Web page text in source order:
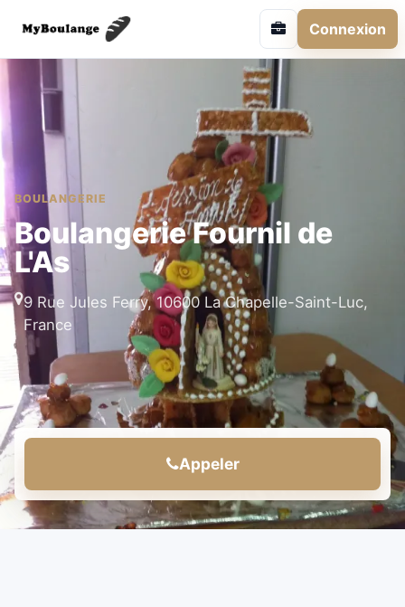
Connexion
BOULANGERIE
Boulangerie Fournil de
L'As
9 Rue Jules Ferry, 10600 La Chapelle-Saint-Luc,
France
Appeler